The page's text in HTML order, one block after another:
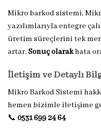
Mikro barkod sistemi,
yazılımlarıyla entegre
üretim süreçlerini tek
artar.Sonuç olarakhata
İletişim ve Detaylı
Mikro Barkod Sistemi
hemen bizimle iletişime
📞 0531 699 24 64